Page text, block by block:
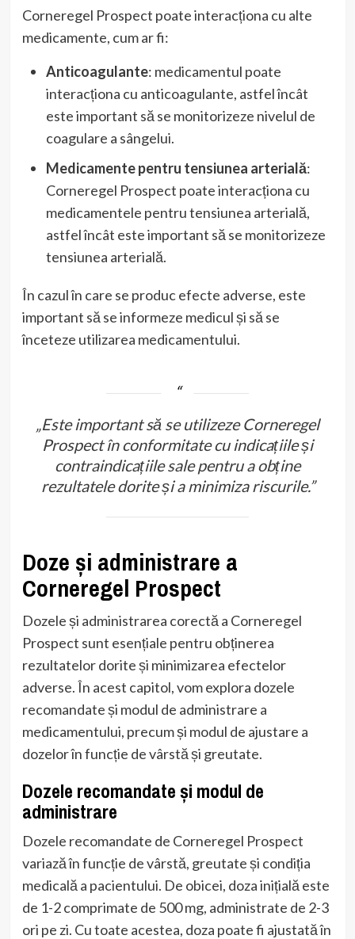
Corneregel Prospect poate interacționa cu alte
medicamente, cum ar fi:
Anticoagulante: medicamentul poate
interacționa cu anticoagulante, astfel încât
este important să se monitorizeze nivelul de
coagulare a sângelui.
Medicamente pentru tensiunea arterială:
Corneregel Prospect poate interacționa cu
medicamentele pentru tensiunea arterială,
astfel încât este important să se monitorizeze
tensiunea arterială.
În cazul în care se produc efecte adverse, este
important să se informeze medicul și să se
înceteze utilizarea medicamentului.
„Este important să se utilizeze Corneregel
Prospect în conformitate cu indicațiile și
contraindicațiile sale pentru a obține
rezultatele dorite și a minimiza riscurile.”
Doze și administrare a
Corneregel Prospect
Dozele și administrarea corectă a Corneregel
Prospect sunt esențiale pentru obținerea
rezultatelor dorite și minimizarea efectelor
adverse. În acest capitol, vom explora dozele
recomandate și modul de administrare a
medicamentului, precum și modul de ajustare a
dozelor în funcție de vârstă și greutate.
Dozele recomandate și modul de
administrare
Dozele recomandate de Corneregel Prospect
variază în funcție de vârstă, greutate și condiția
medicală a pacientului. De obicei, doza inițială este
de 1-2 comprimate de 500 mg, administrate de 2-3
ori pe zi. Cu toate acestea, doza poate fi ajustată în